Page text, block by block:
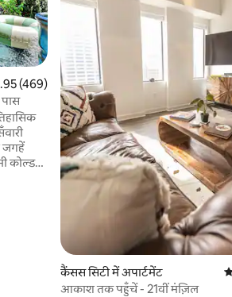
रेटिंग 5 में से 4.95, 469 समीक्षाएँ
(469)
जगहें
कोल्ड
कैंसस सिटी में अपार्टमेंट
आकाश तक पहुँचें - 21वीं मंज़िल